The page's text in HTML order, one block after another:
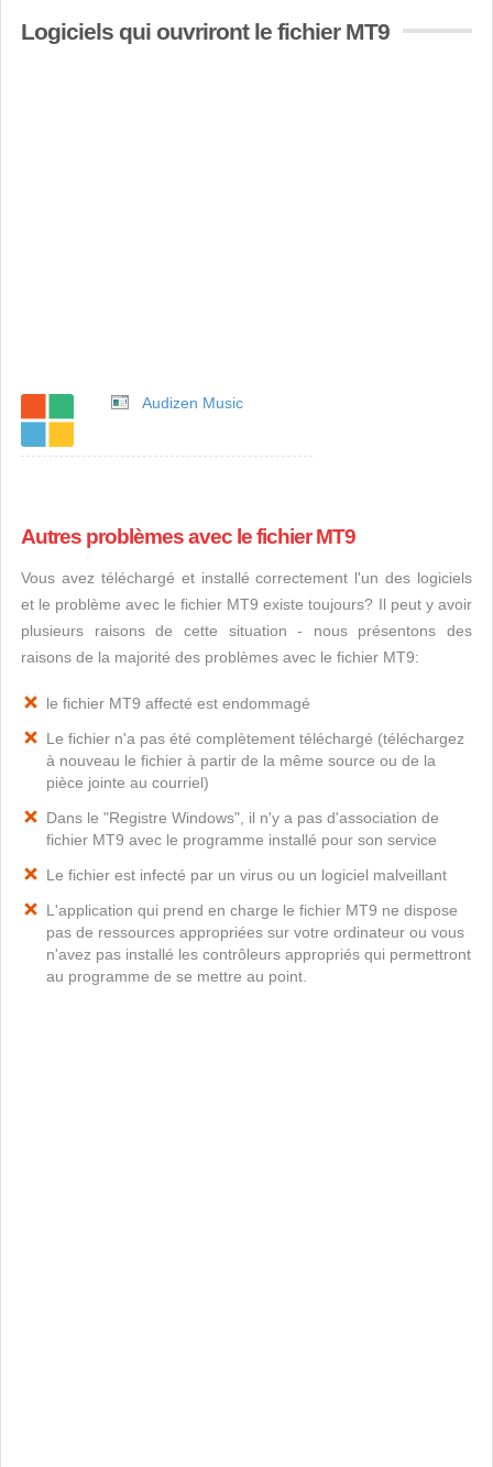
Logiciels qui ouvriront le fichier MT9
Audizen Music
Autres problèmes avec le fichier MT9
Vous avez téléchargé et installé correctement l'un des logiciels
et le problème avec le fichier MT9 existe toujours? Il peut y avoir
plusieurs raisons de cette situation - nous présentons des
raisons de la majorité des problèmes avec le fichier MT9:
le fichier MT9 affecté est endommagé
Le fichier n'a pas été complètement téléchargé (téléchargez
à nouveau le fichier à partir de la même source ou de la
pièce jointe au courriel)
Dans le "Registre Windows", il n'y a pas d'association de
fichier MT9 avec le programme installé pour son service
Le fichier est infecté par un virus ou un logiciel malveillant
L'application qui prend en charge le fichier MT9 ne dispose
pas de ressources appropriées sur votre ordinateur ou vous
n'avez pas installé les contrôleurs appropriés qui permettront
au programme de se mettre au point.